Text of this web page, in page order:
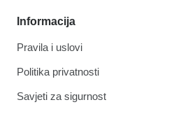
Informacija
Pravila i uslovi
Politika privatnosti
Savjeti za sigurnost